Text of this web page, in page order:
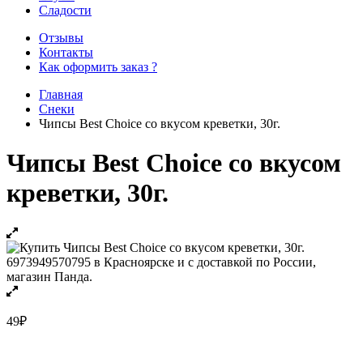
Сладости
Отзывы
Контакты
Как оформить заказ ?
Главная
Снеки
Чипсы Best Choice со вкусом креветки, 30г.
Чипсы Best Choice со вкусом
креветки, 30г.
49₽